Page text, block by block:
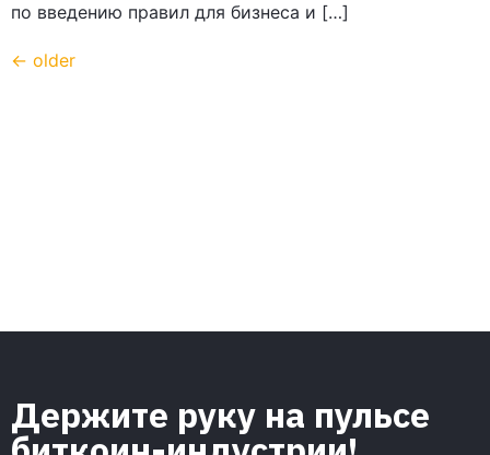
по введению правил для бизнеса и […]
← older
Держите руку на пульсе